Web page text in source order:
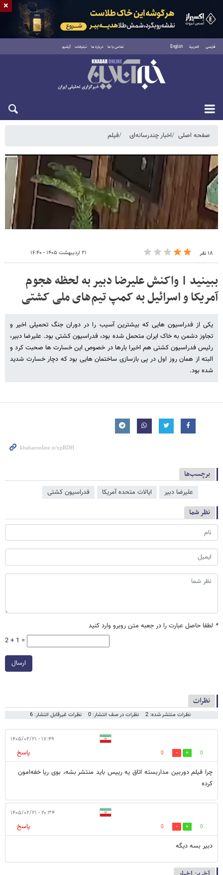
فارسی العربية English تماس با ما درباره ما تبلیغات آرشیو
جمعه ۱۶ مرداد ۱۴۰۵
صفحه اصلی اخبار چندرسانه‌ای فیلم
۱۸ نفر ۲۱ اردیبهشت ۱۴۰۵ - ۱۶:۴۰
ببینید | واکنش ‌علیرضا دبیر به لحظه هجوم
آمریکا و اسرائیل به کمپ تیم‌های ملی کشتی
یکی از فدراسیون هایی که بیشترین آسیب را در دوران جنگ تحمیلی اخیر و
تجاوز دشمن به خاک ایران متحمل شده بود، فدراسیون کشتی بود. علیرضا دبیر،
رئیس فدراسیون کشتی هم اخیرا بارها در خصوص این خسارت ها صحبت کرد و
البته از همان روز اول در پی بازسازی ساختمان هایی بود که دچار خسارت شدید
شده بود.
برچسب‌ها
علیرضا دبیر ایالات متحده آمریکا فدراسیون کشتی
نظر شما
* لطفا حاصل عبارت را در جعبه متن روبرو وارد کنید
2 + 1 =
ارسال
نظرات
نظرات منتشر شده: 2 نظرات در صف انتشار: 0 نظرات غیرقابل انتشار: 6
۱۷:۴۹ - ۱۴۰۵/۰۲/۲۱
0
0
پاسخ
چرا فیلم دوربین مداربسته اتاق یه رییس باید منتشر بشه، بوی ریا خفه‌امون
کرده
۲۰:۳۴ - ۱۴۰۵/۰۲/۲۱
0
0
پاسخ
دبیر بسه دیگه
×